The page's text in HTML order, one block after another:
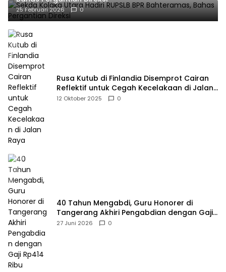
25 Februari 2026 0
Rusa Kutub di Finlandia Disemprot Cairan
Reflektif untuk Cegah Kecelakaan di Jalan
Raya
12 Oktober 2025 0
40 Tahun Mengabdi, Guru Honorer di
Tangerang Akhiri Pengabdian dengan Gaji
Rp414 Ribu
27 Juni 2026 0